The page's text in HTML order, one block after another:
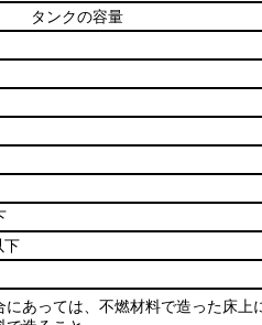
タンクの容量
下
あっては、不燃材料で造った床上